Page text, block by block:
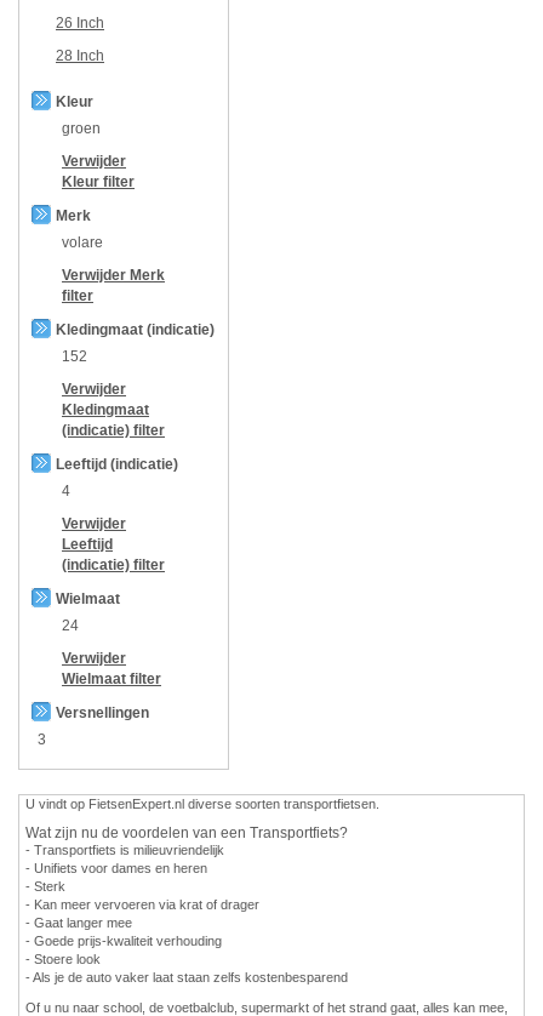
26 Inch
28 Inch
Kleur
groen
Verwijder
Kleur filter
Merk
volare
Verwijder Merk
filter
Kledingmaat (indicatie)
152
Verwijder
Kledingmaat
(indicatie) filter
Leeftijd (indicatie)
4
Verwijder
Leeftijd
(indicatie) filter
Wielmaat
24
Verwijder
Wielmaat filter
Versnellingen
3
U vindt op FietsenExpert.nl diverse soorten transportfietsen.
Wat zijn nu de voordelen van een Transportfiets?
- Transportfiets is milieuvriendelijk
- Unifiets voor dames en heren
- Sterk
- Kan meer vervoeren via krat of drager
- Gaat langer mee
- Goede prijs-kwaliteit verhouding
- Stoere look
- Als je de auto vaker laat staan zelfs kostenbesparend
Of u nu naar school, de voetbalclub, supermarkt of het strand gaat, alles kan mee,